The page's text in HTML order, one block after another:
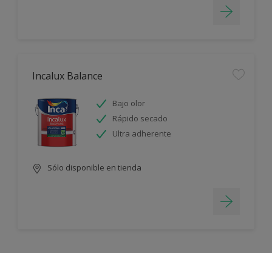
Incalux Balance
Bajo olor
Rápido secado
Ultra adherente
Sólo disponible en tienda